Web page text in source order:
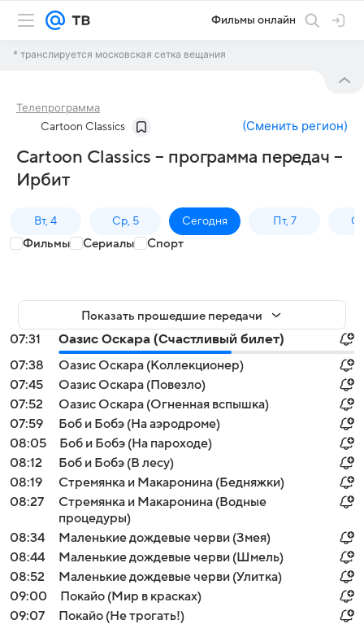
Фильмы онлайн
* транслируется московская сетка вещания
Телепрограмма
Cartoon Classics (Сменить регион)
Cartoon Classics – программа передач –
Ирбит
Вт, 4 Ср, 5 Сегодня Пт, 7
Фильмы Сериалы Спорт
Показать прошедшие передачи
07:31
Оазис Оскара (Счастливый билет)
07:38
Оазис Оскара (Коллекционер)
07:45
Оазис Оскара (Повезло)
07:52
Оазис Оскара (Огненная вспышка)
07:59
Боб и Бобэ (На аэродроме)
08:05
Боб и Бобэ (На пароходе)
08:12
Боб и Бобэ (В лесу)
08:19
Стремянка и Макаронина (Бедняжки)
08:27
Стремянка и Макаронина (Водные
процедуры)
08:34
Маленькие дождевые черви (Змея)
08:44
Маленькие дождевые черви (Шмель)
08:52
Маленькие дождевые черви (Улитка)
09:00
Покайо (Мир в красках)
09:07
Покайо (Не трогать!)